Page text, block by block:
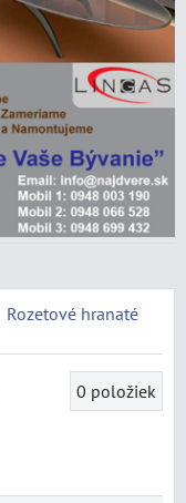
Rozetové hranaté
0 položiek